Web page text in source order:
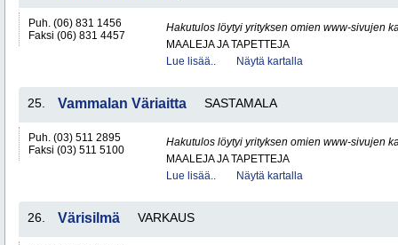
Puh. (06) 831 1456
Faksi (06) 831 4457
Hakutulos löytyi yrityksen omien www-sivujen
MAALEJA JA TAPETTEJA
Lue lisää..
Näytä kartalla
25. Vammalan Väriaitta SASTAMALA
Puh. (03) 511 2895
Faksi (03) 511 5100
Hakutulos löytyi yrityksen omien www-sivujen
MAALEJA JA TAPETTEJA
Lue lisää..
Näytä kartalla
26. Värisilmä VARKAUS